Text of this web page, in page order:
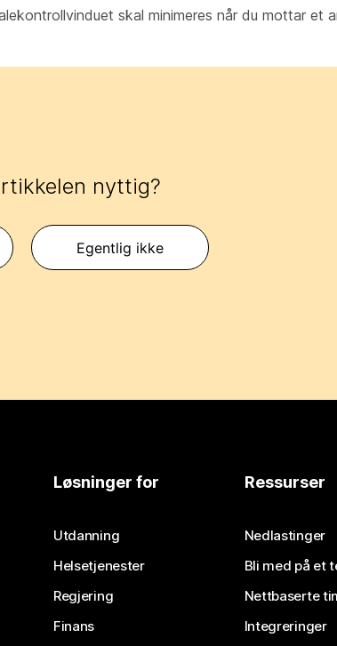
skal minimeres når du mottar et
nyttig?
Egentlig ikke
Løsninger for
Utdanning
Helsetjenester
Regjering
Finans
Ressurser
Nedlastinger
Bli med på et
Nettbaserte
Integreringer